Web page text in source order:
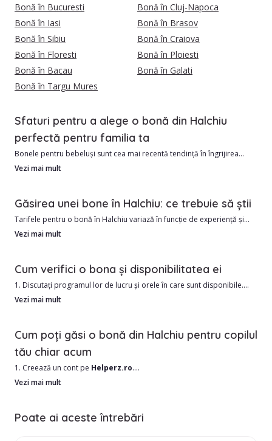
Bonă în Bucuresti
Bonă în Cluj-Napoca
Bonă în Iasi
Bonă în Brasov
Bonă în Sibiu
Bonă în Craiova
Bonă în Floresti
Bonă în Ploiesti
Bonă în Bacau
Bonă în Galati
Bonă în Targu Mures
Sfaturi pentru a alege o bonă din Halchiu
perfectă pentru familia ta
Bonele pentru bebeluși sunt cea mai recentă tendință în îngrijirea
copiilor.
În Halchiu avem în momentul de față 354 bone verificate si calificate,
1. Costul este de obicei mai mic decât o grădiniță.
2. Îngrijire personalizată în funcție de nevoile copilului dumneavoastră
Vezi mai mult
Găsirea unei bone în Halchiu: ce trebuie să știi
Tarifele pentru o bonă în Halchiu variază în funcție de experiență și
program, pornind de la aproximativ 35 RON/oră. În zonele centrale,
Angajarea unei babysitter este un angajament mare și este important
să știi dacă persoana pe care o angajezi este potrivită pentru familia
Vezi mai mult
Cum verifici o bona și disponibilitatea ei
1. Discutați programul lor de lucru și orele în care sunt disponibile.
2. Solicitați referințe de la alte familii.
4. Obțineți un examen medical sau întrebați dacă au vaccinuri curente.
Vezi mai mult
Cum poți găsi o bonă din Halchiu pentru copilul
tău chiar acum
1. Creează un cont pe Helperz.ro.
2. Selectează orașul Halchiu și alte date utile, precum zona în care
3. Treci prin lista de bone din Halchiu și alege în funcție de nevoile tale.
Vezi mai mult
Poate ai aceste întrebări